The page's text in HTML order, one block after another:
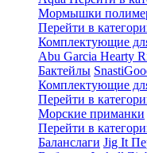
Мормышки
Перейти в
Комплектующие
Abu Garcia Hearty
Бактейлы
Комплектующие
Перейти в
Морские приманки
Перейти в
Баланслаги Jig It